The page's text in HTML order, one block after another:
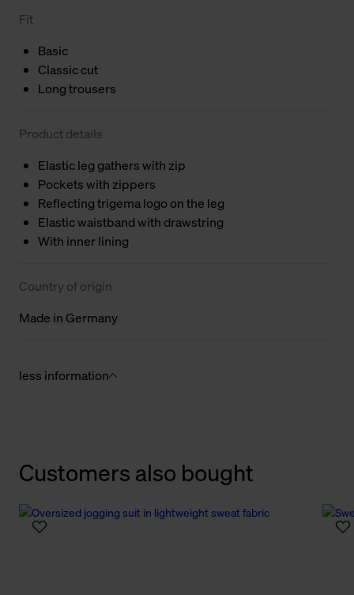
Fit
Basic
Classic cut
Long trousers
Product details
Elastic leg gathers with zip
Pockets with zippers
Reflecting trigema logo on the leg
Elastic waistband with drawstring
With inner lining
Country of origin
Made in Germany
less information
Customers also bought